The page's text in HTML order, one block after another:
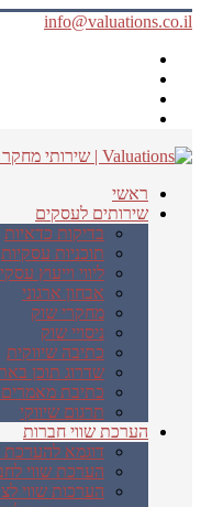
info@valuations.co.il
ראשי
שירותים לעסקים
בדיקות כדאיות
תוכניות עסקיות
ליווי וייעוץ עסקי
אבחון ארגוני
מחקרי שוק
ניסויי שוק
כתיבה שיווקית
שדרוג תוכן
כתיבת
תרגום שיווקי
הערכת שווי חברות
דוגמא להערכת
הערכת שווי
הערכות שווי